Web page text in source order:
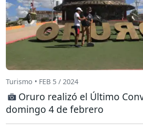
Turismo • FEB 5 / 2024
Oruro realizó el Último
domingo 4 de febrero